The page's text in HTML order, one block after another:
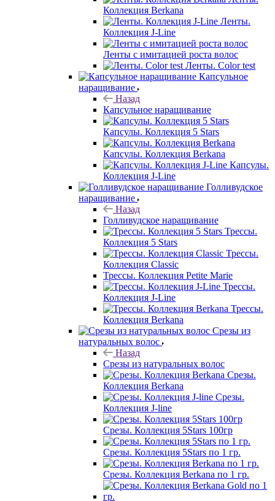
Коллекция Berkana
Ленты.
Коллекция J-Line
Ленты с имитацией роста волос
Ленты. Color test
Капсульное
наращивание
Назад
Капсульное наращивание
Капсулы. Коллекция 5 Stars
Капсулы. Коллекция Berkana
Капсулы.
Коллекция J-Line
Голливудское
наращивание
Назад
Голливудское наращивание
Трессы.
Коллекция 5 Stars
Трессы.
Коллекция Classic
Трессы. Коллекция Petite Marie
Трессы.
Коллекция J-Line
Трессы.
Коллекция Berkana
Срезы из
натуральных волос
Назад
Срезы из натуральных волос
Срезы.
Коллекция Berkana
Срезы.
Коллекция J-line
Срезы. Коллекция 5Stars 100гр
Срезы. Коллекция 5Stars по 1 гр.
Срезы. Коллекция Berkana по 1 гр.